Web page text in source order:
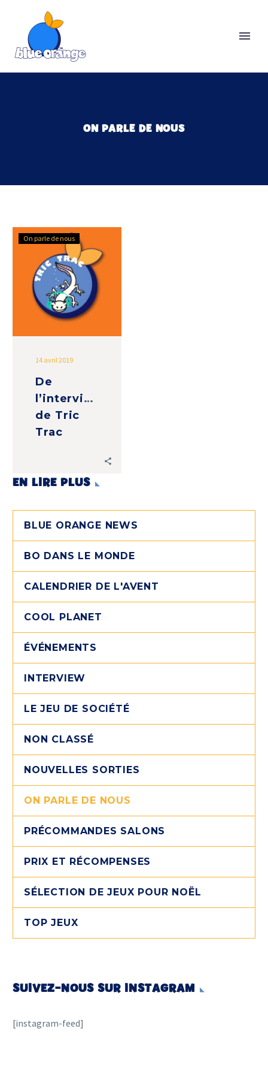
ON PARLE DE NOUS
De
l’interview
de
Tric
Trac
On parle de nous
14 avril 2019
De
l’interview
de Tric
Trac
EN LIRE PLUS
BLUE ORANGE NEWS
BO DANS LE MONDE
CALENDRIER DE L'AVENT
COOL PLANET
ÉVÉNEMENTS
INTERVIEW
LE JEU DE SOCIÉTÉ
NON CLASSÉ
NOUVELLES SORTIES
ON PARLE DE NOUS
PRÉCOMMANDES SALONS
PRIX ET RÉCOMPENSES
SÉLECTION DE JEUX POUR NOËL
TOP JEUX
SUIVEZ-NOUS SUR INSTAGRAM
[instagram-feed]